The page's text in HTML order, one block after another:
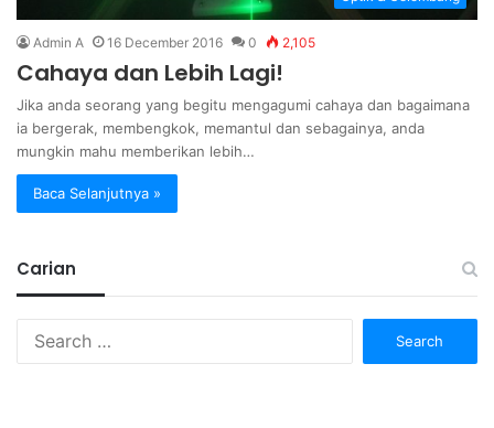
Admin A 16 December 2016 0 2,105
Cahaya dan Lebih Lagi!
Jika anda seorang yang begitu mengagumi cahaya dan bagaimana
ia bergerak, membengkok, memantul dan sebagainya, anda
mungkin mahu memberikan lebih…
Baca Selanjutnya »
Carian